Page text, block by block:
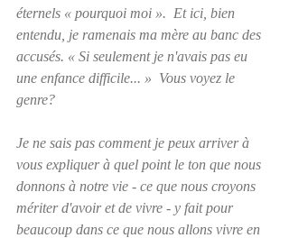
éternels « pourquoi moi ».  Et ici, bien
entendu, je ramenais ma mère au banc des
accusés. « Si seulement je n'avais pas eu
une enfance difficile... »  Vous voyez le
genre?
Je ne sais pas comment je peux arriver à
vous expliquer à quel point le ton que nous
donnons à notre vie - ce que nous croyons
mériter d'avoir et de vivre - y fait pour
beaucoup dans ce que nous allons vivre en